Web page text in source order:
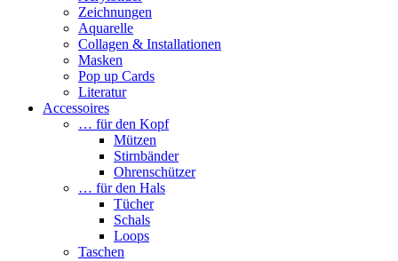
Zeichnungen
Aquarelle
Collagen & Installationen
Masken
Pop up Cards
Literatur
Accessoires
… für den Kopf
Mützen
Stirnbänder
Ohrenschützer
… für den Hals
Tücher
Schals
Loops
Taschen